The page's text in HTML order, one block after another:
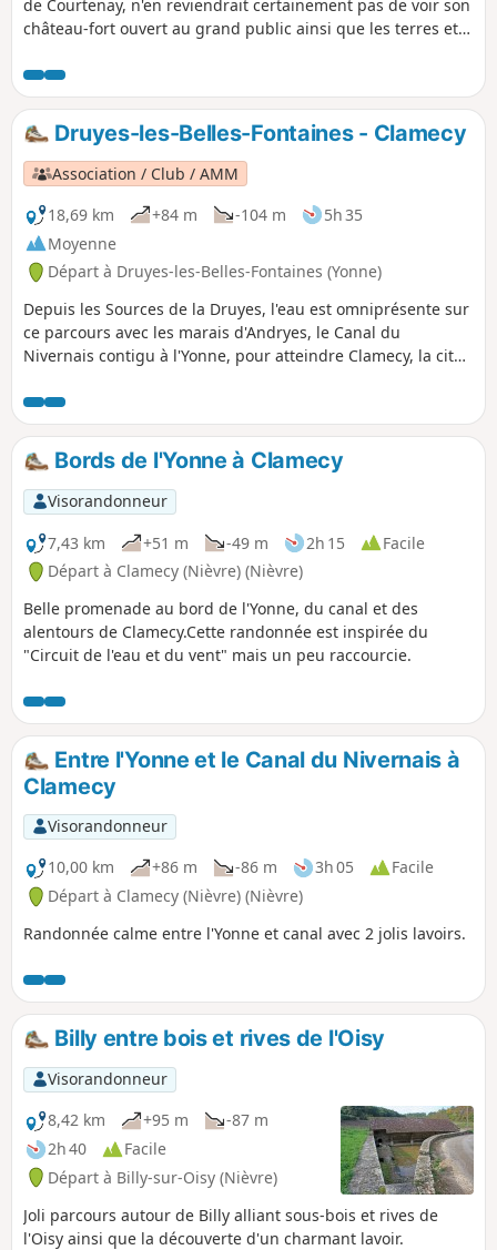
de Courtenay, n'en reviendrait certainement pas de voir son
château-fort ouvert au grand public ainsi que les terres et
allier histoire et patrimoine.
Druyes-les-Belles-Fontaines - Clamecy
Association / Club / AMM
18,69 km
+84 m -104 m
5h 35
Moyenne
Départ à Druyes-les-Belles-Fontaines (Yonne)
Depuis les Sources de la Druyes, l'eau est omniprésente sur
ce parcours avec les marais d'Andryes, le Canal du
Nivernais contigu à l'Yonne, pour atteindre Clamecy, la cité
Bords de l'Yonne à Clamecy
Visorandonneur
7,43 km
+51 m -49 m 2h 15
Facile
Départ à Clamecy (Nièvre) (Nièvre)
Belle promenade au bord de l'Yonne, du canal et des
alentours de Clamecy.Cette randonnée est inspirée du
"Circuit de l'eau et du vent" mais un peu raccourcie.
Entre l'Yonne et le Canal du Nivernais à
Clamecy
Visorandonneur
10,00 km
+86 m -86 m 3h 05
Facile
Départ à Clamecy (Nièvre) (Nièvre)
Randonnée calme entre l'Yonne et canal avec 2 jolis lavoirs.
Billy entre bois et rives de l'Oisy
Visorandonneur
8,42 km
+95 m
-87 m
2h 40
Facile
Départ à Billy-sur-Oisy (Nièvre)
Joli parcours autour de Billy alliant sous-bois et rives de
l'Oisy ainsi que la découverte d'un charmant lavoir.